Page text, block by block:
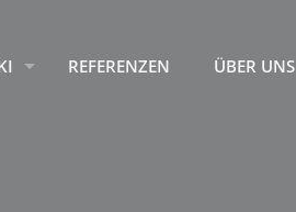
REFERENZEN ÜBER UNS